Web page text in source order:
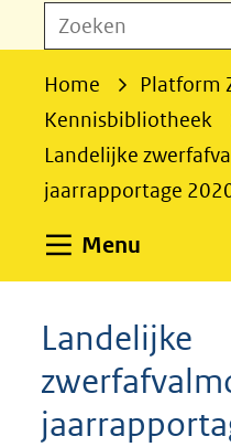
geweigerd.
o
Zoeken
Home
Platform
Kennisbibliotheek
Landelijke
jaarrapportage
Menu
Landelijke